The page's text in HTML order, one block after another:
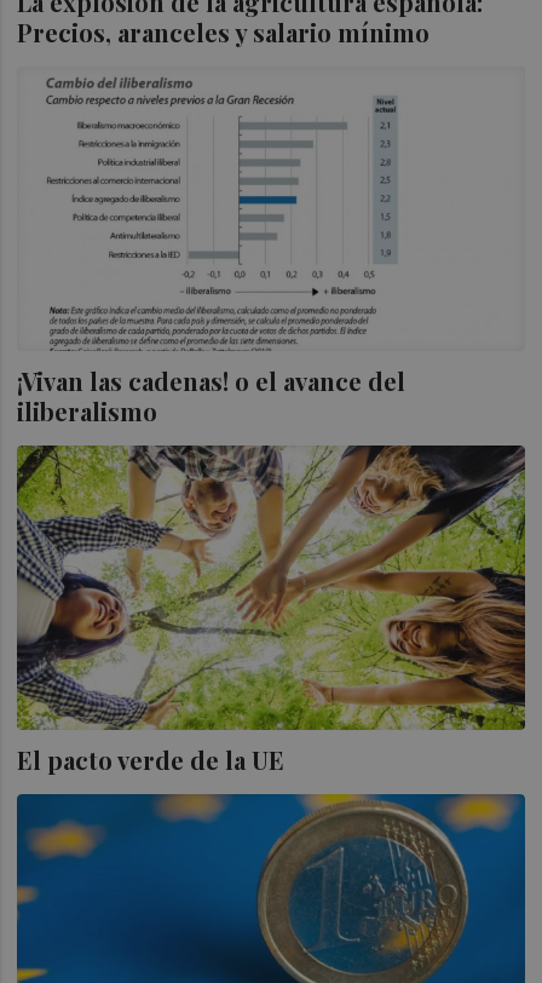
Precios, aranceles y salario mínimo
¡Vivan las cadenas! o el avance del
iliberalismo
El pacto verde de la UE